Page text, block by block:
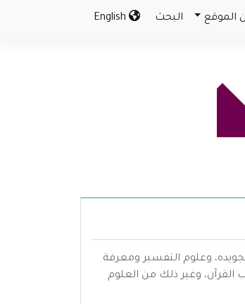
الموقع البحث
وعلوم التفسير ومعرفة
القرآن، وغير ذلك من العلوم